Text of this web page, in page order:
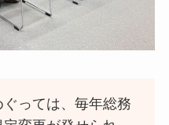
っては、毎年総務